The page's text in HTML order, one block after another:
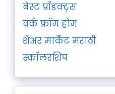
बेस्ट प्रॉडक्ट्स
वर्क फ्रॉम होम
शेअर मार्केट मराठी
स्कॉलरशिप